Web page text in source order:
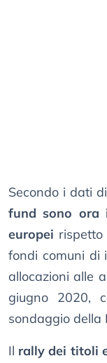
Secondo i dati
fund sono ora
europei
fondi comuni di
allocazioni alle
giugno 2020,
sondaggio della
Il rally dei titoli